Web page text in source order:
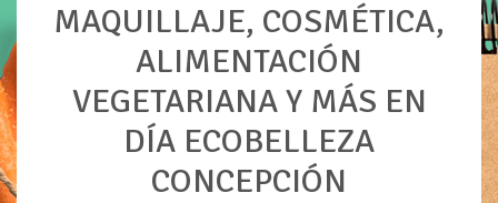
MAQUILLAJE, COSMÉTICA,
ALIMENTACIÓN
VEGETARIANA Y MÁS EN
DÍA ECOBELLEZA
CONCEPCIÓN